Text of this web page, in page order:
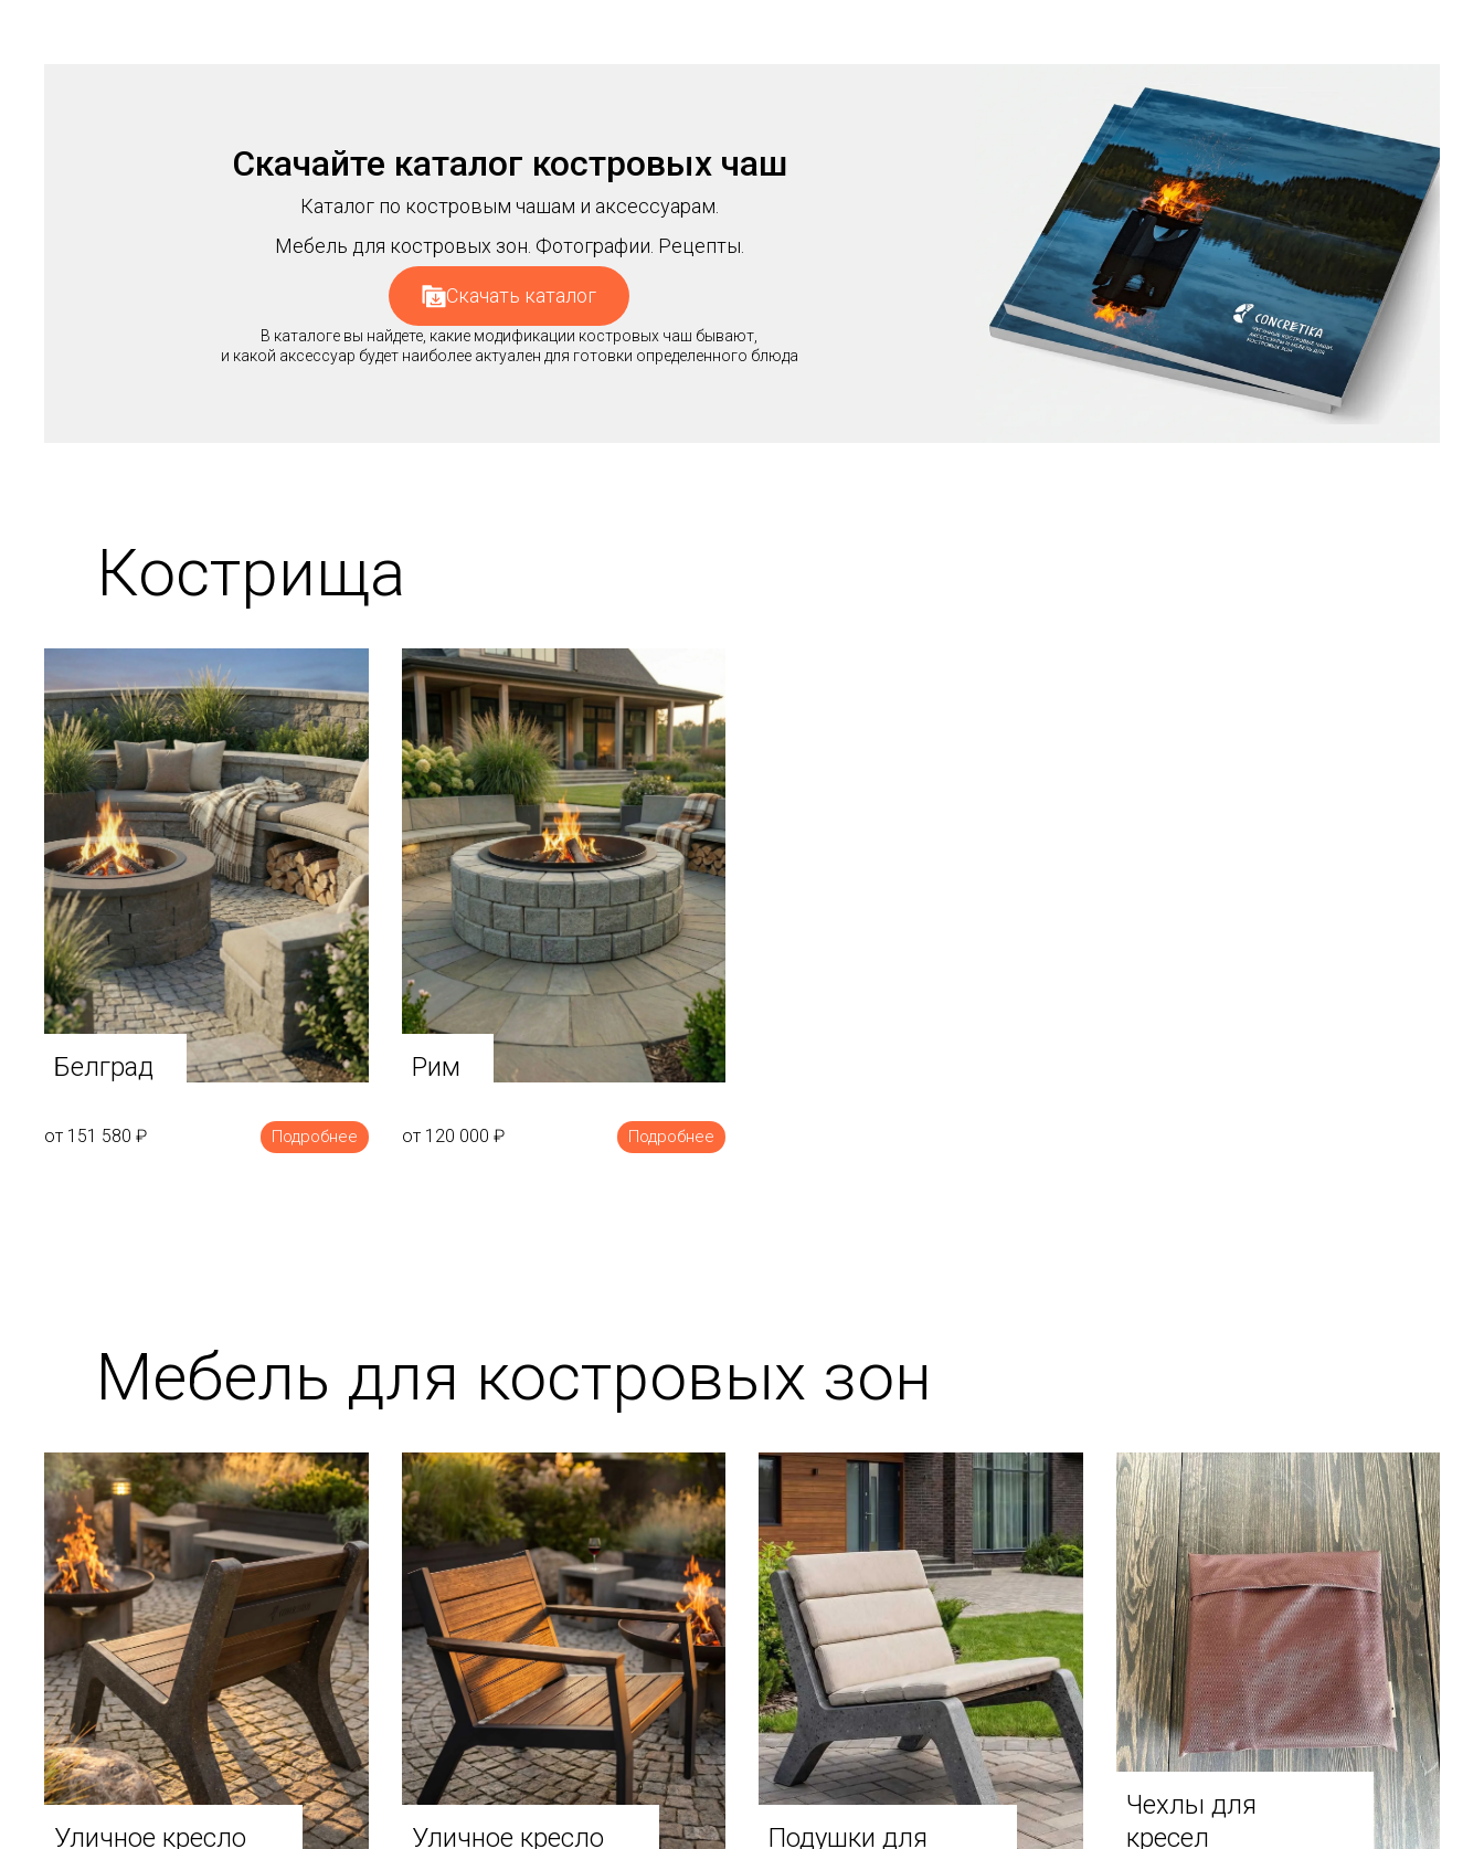
Скачайте каталог костровых чаш
Каталог по костровым чашам и аксессуарам.
Мебель для костровых зон. Фотографии. Рецепты.
Скачать каталог
В каталоге вы найдете, какие модификации костровых чаш бывают,
и какой аксессуар будет наиболее актуален для готовки определенного блюда
Кострища
Белград
от 151 580 ₽ Подробнее
Рим
от 120 000 ₽ Подробнее
Мебель для костровых зон
Уличное кресло Уличное кресло Подушки для
Чехлы для
кресел